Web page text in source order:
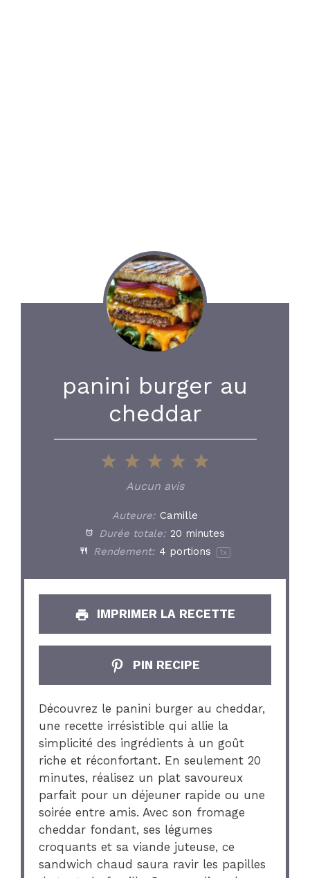
panini burger au
cheddar
5
4
3
Stars
2
Stars
1
Star
Aucun avis
Auteure: Camille
Durée totale: 20 minutes
Rendement: 4 portions 1x
IMPRIMER LA RECETTE
PIN RECIPE
Découvrez le panini burger au cheddar,
une recette irrésistible qui allie la
simplicité des ingrédients à un goût
riche et réconfortant. En seulement 20
minutes, réalisez un plat savoureux
parfait pour un déjeuner rapide ou une
soirée entre amis. Avec son fromage
cheddar fondant, ses légumes
croquants et sa viande juteuse, ce
sandwich chaud saura ravir les papilles